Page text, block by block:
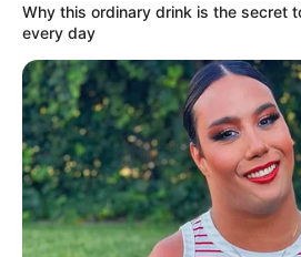
Why this ordinary drink is the secret
every day